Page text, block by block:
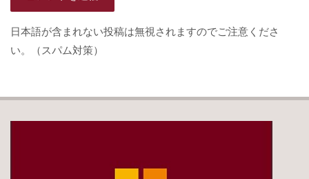
日本語が含まれない投稿は無視されますのでご注意くださ
い。（スパム対策）